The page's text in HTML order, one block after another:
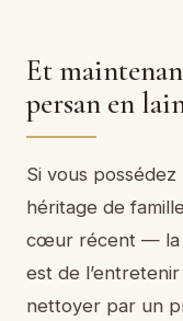
Et
persan en
Si vous
héritage de
cœur récent — la
est de
nettoyer par un